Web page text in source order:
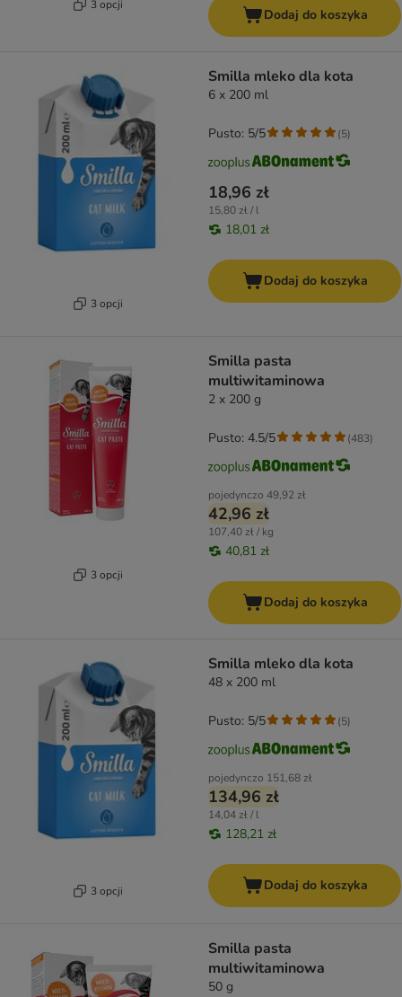
3 opcji
Dodaj do koszyka
3 opcji
Smilla mleko dla kota
6 x 200 ml
18,96 zł
15,80 zł / l
18,01 zł
Pusto: 5/5 (5)
Dodaj do koszyka
3 opcji
Smilla pasta
multiwitaminowa
2 x 200 g
pojedynczo 49,92 zł
42,96 zł
107,40 zł / kg
40,81 zł
Pusto: 4.5/5 (483)
Dodaj do koszyka
3 opcji
Smilla mleko dla kota
48 x 200 ml
pojedynczo 151,68 zł
134,96 zł
14,04 zł / l
128,21 zł
Pusto: 5/5 (5)
Dodaj do koszyka
Smilla pasta
multiwitaminowa
50 g